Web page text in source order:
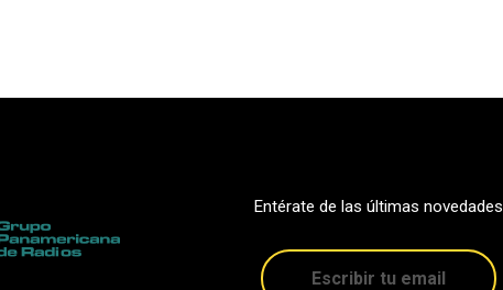
Entérate de las últimas novedades